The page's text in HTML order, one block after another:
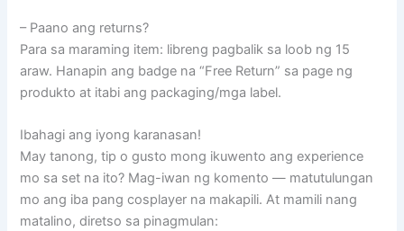
– Paano ang returns?
Para sa maraming item: libreng pagbalik sa loob ng 15
araw. Hanapin ang badge na “Free Return” sa page ng
produkto at itabi ang packaging/mga label.
Ibahagi ang iyong karanasan!
May tanong, tip o gusto mong ikuwento ang experience
mo sa set na ito? Mag-iwan ng komento — matutulungan
mo ang iba pang cosplayer na makapili. At mamili nang
matalino, diretso sa pinagmulan: